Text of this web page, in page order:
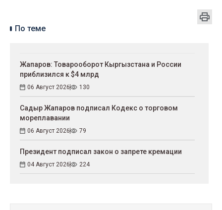
По теме
Жапаров: Товарооборот Кыргызстана и России
приблизился к $4 млрд
06 Август 2026 130
Садыр Жапаров подписал Кодекс о торговом
мореплавании
06 Август 2026 79
Президент подписал закон о запрете кремации
04 Август 2026 224